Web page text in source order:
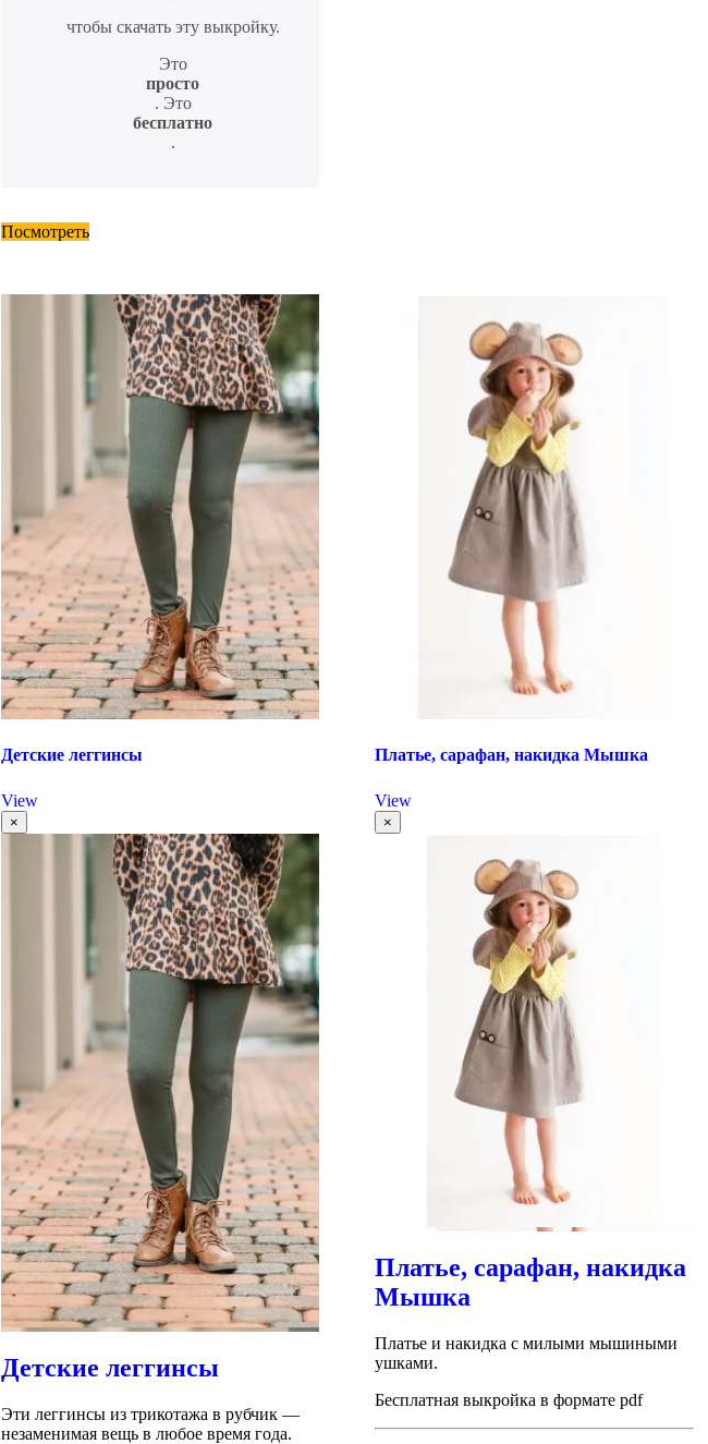
чтобы скачать эту выкройку.
Это
просто
. Это
бесплатно
.
Посмотреть
Детские леггинсы
View
×
Детские леггинсы
Эти леггинсы из трикотажа в рубчик —
незаменимая вещь в любое время года.
Платье, сарафан, накидка Мышка
View
×
Платье, сарафан, накидка
Мышка
Платье и накидка с милыми мышиными
ушками.
Бесплатная выкройка в формате pdf